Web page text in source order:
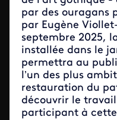
par des ouragans
par Eugène
septembre 2025,
installée dans le
permettra au
l’un des plus
restauration du
découvrir le
participant à